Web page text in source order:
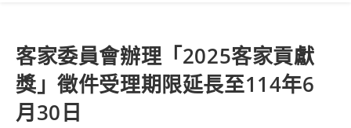
客家委員會辦理「2025客家貢獻
獎」徵件受理期限延長至114年6
月30日